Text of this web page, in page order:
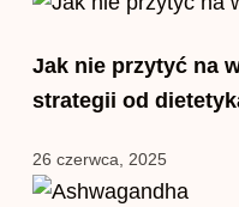
Jak nie przytyć na
strategii od
26 czerwca, 2025